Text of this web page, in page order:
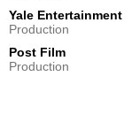
Yale Entertainment
Production
Post Film
Production